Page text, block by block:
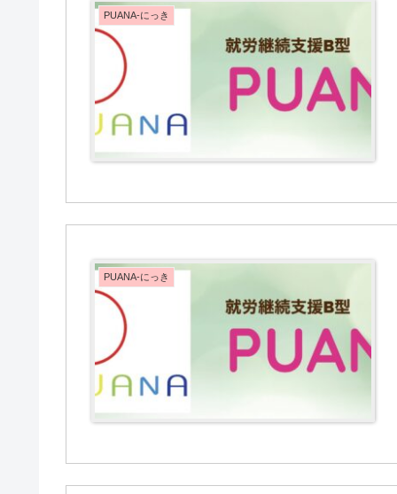
PUANA-にっき
PUANA-にっき